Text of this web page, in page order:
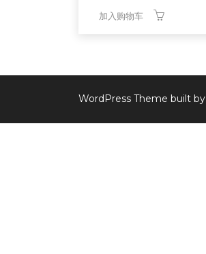
加入购物车
WordPress Theme built by